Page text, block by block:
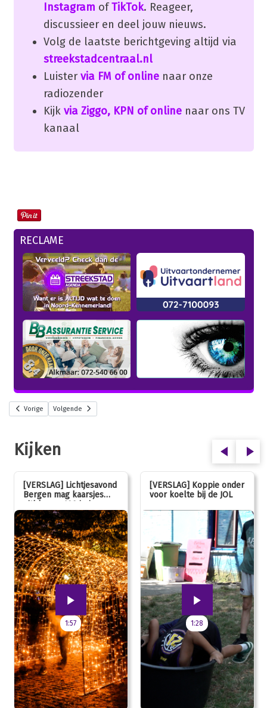
Instagram ofTikTok. Reageer,
discussieer en deel jouw nieuws.
Volg de laatste berichtgeving altijd via
streekstadcentraal.nl
Luister via FM of onlinenaar onze
radiozender
Kijk via Ziggo, KPN of onlinenaar ons TV
kanaal
RECLAME
Vorige Volgende
Kijken
[VERSLAG] Lichtjesavond
Bergen mag kaarsjes
uitblazen: 100 jarig
jubileum!
1:57
[VERSLAG] Koppie onder
voor koelte bij de JOL
1:28